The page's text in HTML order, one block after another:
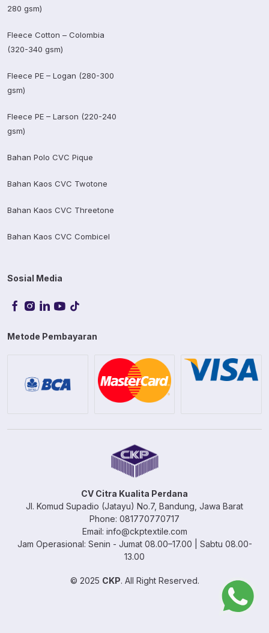
280 gsm)
Fleece Cotton – Colombia
(320-340 gsm)
Fleece PE – Logan (280-300
gsm)
Fleece PE – Larson (220-240
gsm)
Bahan Polo CVC Pique
Bahan Kaos CVC Twotone
Bahan Kaos CVC Threetone
Bahan Kaos CVC Combicel
Sosial Media
Metode Pembayaran
CV Citra Kualita Perdana
Jl. Komud Supadio (Jatayu) No.7, Bandung, Jawa Barat
Phone: 081770770717
Email: info@ckptextile.com
Jam Operasional: Senin - Jumat 08.00–17.00 | Sabtu 08.00-
13.00
© 2025 CKP. All Right Reserved.